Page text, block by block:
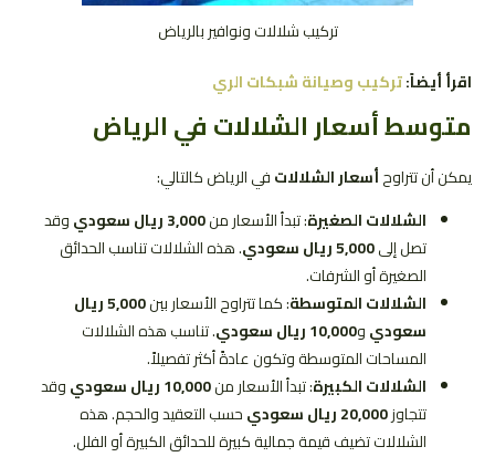
تركيب شلالات ونوافير بالرياض
اقرأ أيضاً:تركيب وصيانة شبكات الري
متوسط أسعار الشلالات في الرياض
يمكن أن تتراوحأسعار الشلالاتفي الرياض كالتالي:
الشلالات الصغيرة: تبدأ الأسعار من3,000 ريال سعودي
وقد
تصل إلى5,000 ريال سعودي
. هذه الشلالات تناسب الحدائق
الصغيرة أو الشرفات.
الشلالات المتوسطة: كما تتراوح الأسعار بين
5,000 ريال
سعوديو10,000 ريال سعودي
. تناسب هذه الشلالات
المساحات المتوسطة وتكون عادةً أكثر تفصيلاً.
الشلالات الكبيرة: تبدأ الأسعار من10,000 ريال سعودي
وقد
تتجاوز20,000 ريال سعودي
حسب التعقيد والحجم. هذه
الشلالات تضيف قيمة جمالية كبيرة للحدائق الكبيرة أو الفلل.